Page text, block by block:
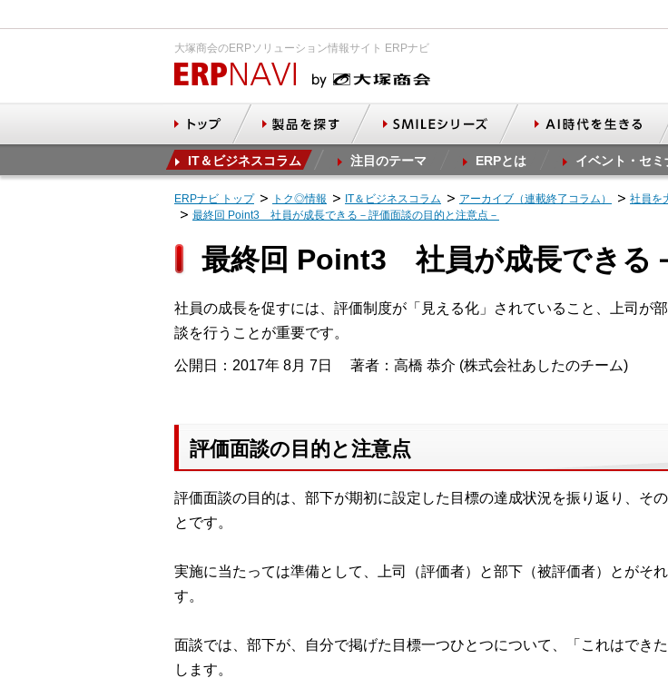
大塚商会のERPソリューション情報サイト ERPナビ
IT＆ビジネスコラム 注目のテーマ ERPとは イベント・セミ
ERPナビ トップ トク◎情報 IT＆ビジネスコラム アーカイブ（連載終了コラム）
社員を
最終回 Point3 社員が成長できる－評価面談の目的と注意点－
最終回 Point3 社員が成長できる
社員の成長を促すには、評価制度が「見える化」されていること、上司が
談を行うことが重要です。
公開日：2017年 8月 7日 著者：高橋 恭介 (株式会社あしたのチーム)
評価面談の目的と注意点
評価面談の目的は、部下が期初に設定した目標の達成状況を振り返り、そ
とです。
実施に当たっては準備として、上司（評価者）と部下（被評価者）とがそ
す。
面談では、部下が、自分で掲げた目標一つひとつについて、「これはでき
します。